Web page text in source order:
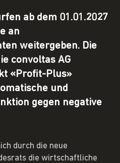
ab dem 01.01.2027
an
weitergeben. Die
convoltas AG
«Profit-Plus»
und
gegen negative
durch die neue
die wirtschaftliche